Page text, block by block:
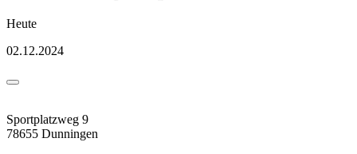
Heute
02.12.2024
Sportplatzweg 9
78655 Dunningen